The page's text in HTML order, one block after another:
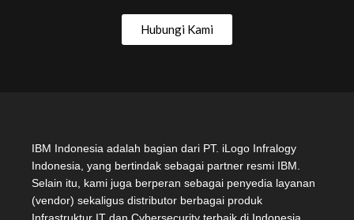
Hubungi Kami
IBM Indonesia adalah bagian dari PT. iLogo Infralogy
Indonesia, yang bertindak sebagai partner resmi IBM.
Selain itu, kami juga berperan sebagai penyedia layanan
(vendor) sekaligus distributor berbagai produk